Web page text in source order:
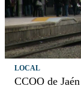
LOCAL
CCOO de